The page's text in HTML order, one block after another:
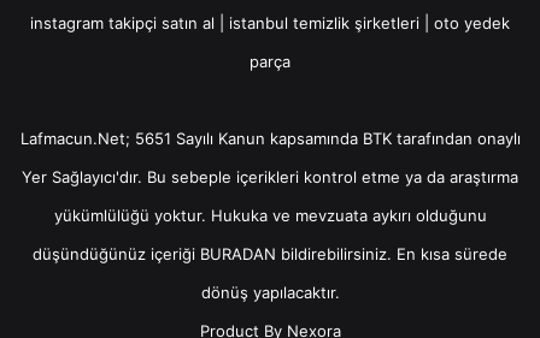
instagram takipçi satın al
istanbul temizlik şirketleri
oto yedek
parça
Lafmacun.Net; 5651 Sayılı Kanun kapsamında BTK tarafından onaylı
Yer Sağlayıcı'dır. Bu sebeple içerikleri kontrol etme ya da araştırma
yükümlülüğü yoktur. Hukuka ve mevzuata aykırı olduğunu
düşündüğünüz içeriği BURADAN bildirebilirsiniz. En kısa sürede
dönüş yapılacaktır.
Product By Nexora